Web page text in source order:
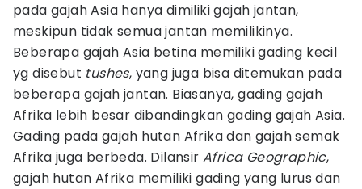
pada gajah Asia hanya dimiliki gajah jantan,
meskipun tidak semua jantan memilikinya.
Beberapa gajah Asia betina memiliki gading kecil
yg disebut tushes, yang juga bisa ditemukan pada
beberapa gajah jantan. Biasanya, gading gajah
Afrika lebih besar dibandingkan gading gajah Asia.
Gading pada gajah hutan Afrika dan gajah semak
Afrika juga berbeda. Dilansir Africa Geographic,
gajah hutan Afrika memiliki gading yang lurus dan